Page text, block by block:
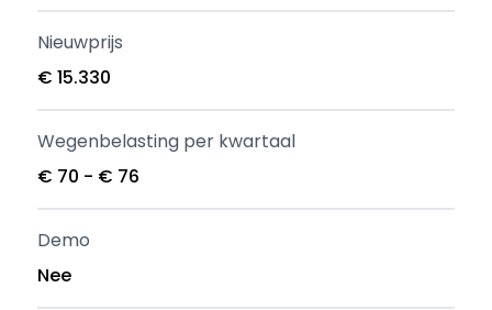
Nieuwprijs
€ 15.330
Wegenbelasting per kwartaal
€ 70 - € 76
Demo
Nee